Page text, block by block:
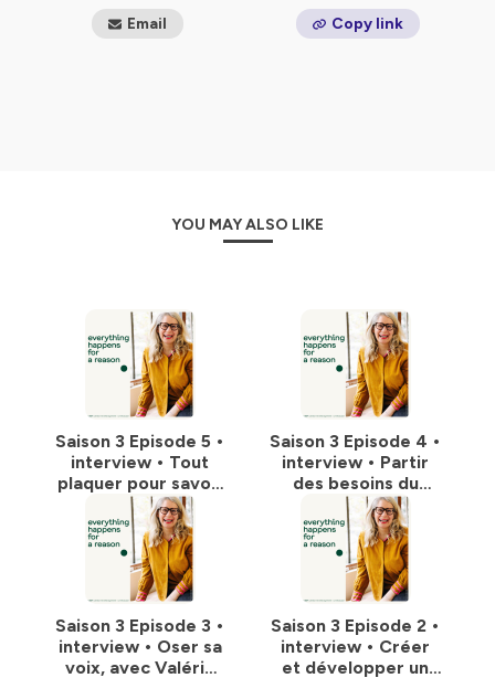
pour plus d'informations.
Email Copy link
YOU MAY ALSO LIKE
Saison 3 Episode 5 •
interview • Tout
plaquer pour savoir
où aller, avec
Virginie Van
Gysegem
Saison 3 Episode 4 •
interview • Partir
des besoins du
client, avec Etienne
Baillet
Saison 3 Episode 3 •
interview • Oser sa
voix, avec Valérie
Saison 3 Episode 2 •
interview • Créer
et développer un